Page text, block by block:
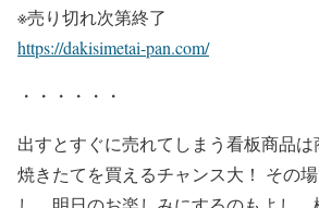
※売り切れ次第終了
https://dakisimetai-pan.com/
・・・・・・
出すとすぐに売れてしまう看板商品は
焼きたてを買えるチャンス大！ その